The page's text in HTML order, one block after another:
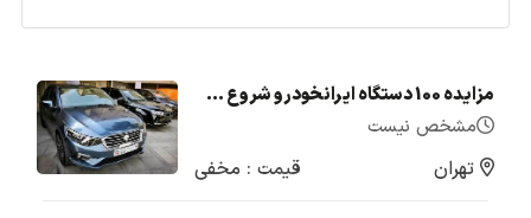
مزایده 100 دستگاه ایرانخودرو شروع شد + لیست قیمت (تیر1405)
مشخص نیست
تهران قیمت : مخفی